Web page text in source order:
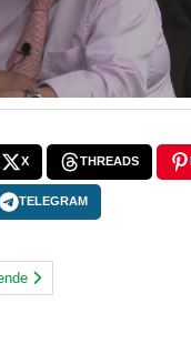
X THREADS
TELEGRAM